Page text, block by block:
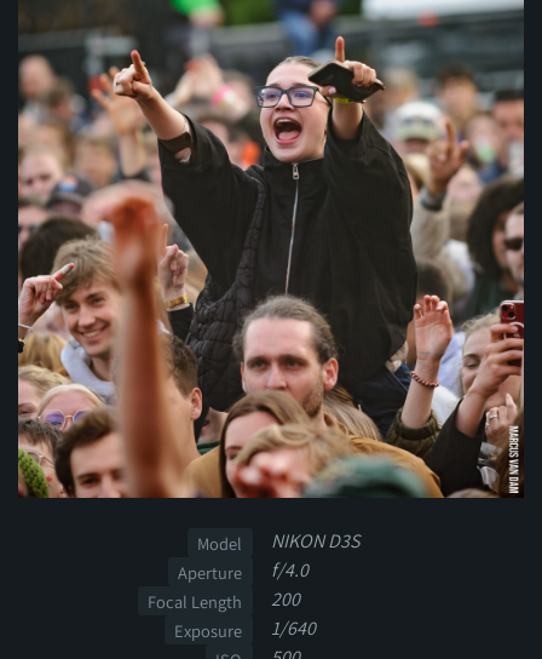
Model NIKON D3S
Aperture f/4.0
Focal Length 200
Exposure 1/640